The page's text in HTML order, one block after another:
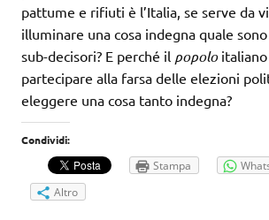
pattume e rifiuti è l’Italia, se serve da
illuminare una cosa indegna quale
sub-decisori? E perché il popoloitaliano
partecipare alla farsa delle elezioni
eleggere una cosa tanto indegna?
Condividi:
Stampa
Altro